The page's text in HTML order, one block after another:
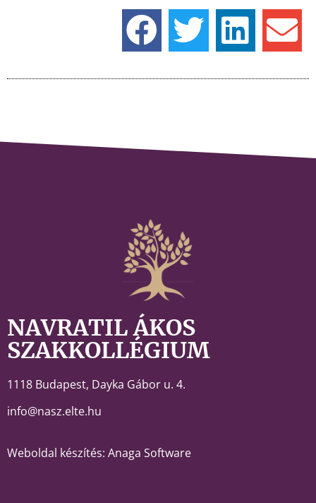
NAVRATIL ÁKOS
SZAKKOLLÉGIUM
1118 Budapest, Dayka Gábor u. 4.
info@nasz.elte.hu
Weboldal készítés: Anaga Software